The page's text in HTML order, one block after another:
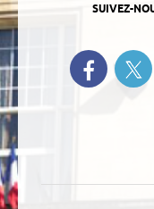
SUIVEZ-